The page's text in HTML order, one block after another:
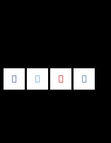
Facebook
TwitterYoutube